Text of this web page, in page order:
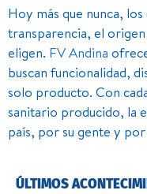
Hoy más que nunca,
transparencia, el
eligen. FV Andina
buscan funcionalidad,
solo producto. Con
sanitario producido, la
país, por su gente y
ÚLTIMOS